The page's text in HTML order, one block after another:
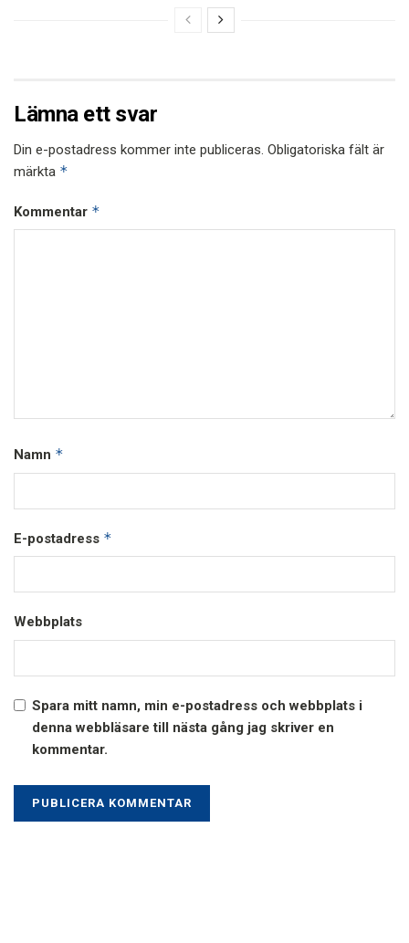
Lämna ett svar
Din e-postadress kommer inte publiceras. Obligatoriska fält är
märkta *
Kommentar *
Namn *
E-postadress *
Webbplats
Spara mitt namn, min e-postadress och webbplats i
denna webbläsare till nästa gång jag skriver en
kommentar.